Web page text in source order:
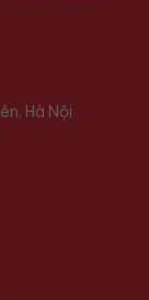
Hà Nội